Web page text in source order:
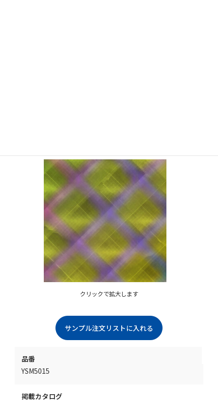
クリックで拡大します
品番
YSM5015
掲載カタログ